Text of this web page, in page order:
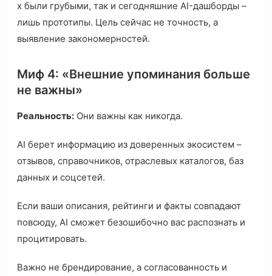
х были грубыми, так и сегодняшние AI-дашборды –
лишь прототипы. Цель сейчас не точность, а
выявление закономерностей.
Миф 4: «Внешние упоминания больше
не важны»
Реальность: Они важны как никогда.
AI берет информацию из доверенных экосистем –
отзывов, справочников, отраслевых каталогов, баз
данных и соцсетей.
Если ваши описания, рейтинги и факты совпадают
повсюду, AI сможет безошибочно вас распознать и
процитировать.
Важно не брендирование, а согласованность и